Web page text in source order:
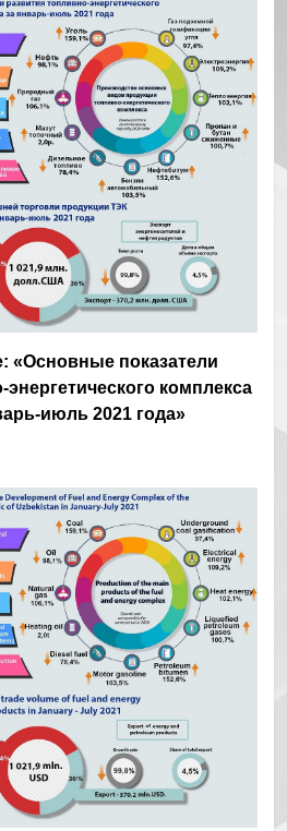
«Основные показатели
комплекса
июль 2021 года»